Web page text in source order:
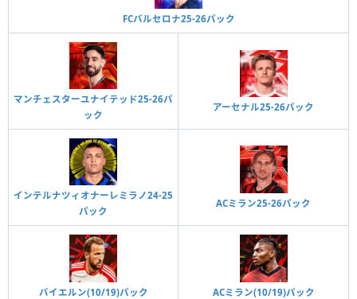
FCバルセロナ25-26パック
マンチェスターユナイテッド25-26パ
ック
アーセナル25-26パック
インテルナツィオナーレミラノ24-25
パック
ACミラン25-26パック
バイエルン(10/19)パック ACミラン(10/19)パック